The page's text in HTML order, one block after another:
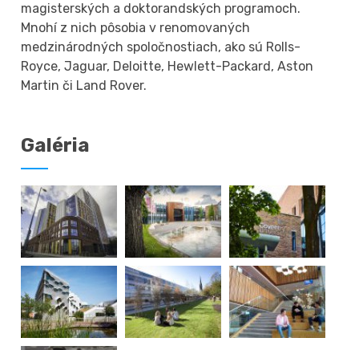
magisterských a doktorandských programoch.
Mnohí z nich pôsobia v renomovaných
medzinárodných spoločnostiach, ako sú Rolls-
Royce, Jaguar, Deloitte, Hewlett-Packard, Aston
Martin či Land Rover.
Galéria